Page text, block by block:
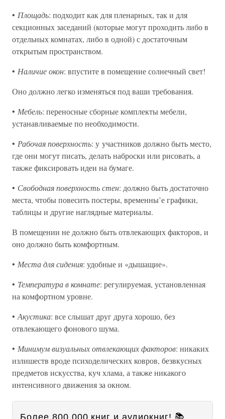
• Площадь: подходит как для пленарных, так и для
секционных заседаний (которые могут проходить либо в
отдельных комнатах, либо в одной) с достаточным
открытым пространством.
• Наличие окон: впустите в помещение солнечный свет!
Оно должно легко изменяться под ваши требования.
• Мебель: переносные сборные комплекты мебели,
устанавливаемые по необходимости.
• Рабочая поверхность: у участников должно быть место,
где они могут писать, делать наброски или рисовать, а
также фиксировать идеи на бумаге.
• Свободная поверхность стен: должно быть достаточно
места, чтобы повесить постеры, временны’е графики,
таблицы и другие наглядные материалы.
В помещении не должно быть отвлекающих факторов, и
оно должно быть комфортным.
• Места для сидения: удобные и «дышащие».
• Температура в комнате: регулируемая, установленная
на комфортном уровне.
• Акустика: все слышат друг друга хорошо, без
отвлекающего фонового шума.
• Минимум визуальных отвлекающих факторов: никаких
излишеств вроде психоделических ковров, безвкусных
предметов искусства, куч хлама, а также никакого
интенсивного движения за окном.
Более 800 000 книг и аудиокниг! 📚